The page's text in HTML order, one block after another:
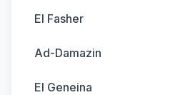
El Fasher
Ad-Damazin
El Geneina